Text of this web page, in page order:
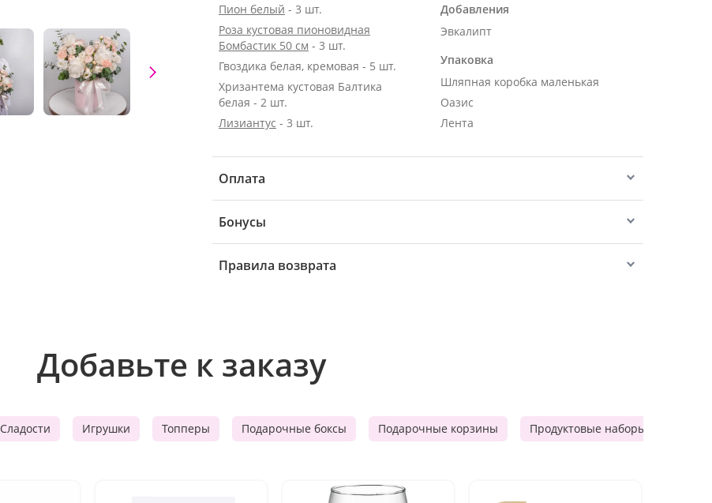
Пион белый - 3 шт.
Роза кустовая пионовидная
Бомбастик 50 см - 3 шт.
Гвоздика белая, кремовая - 5 шт.
Хризантема кустовая Балтика
белая - 2 шт.
Лизиантус - 3 шт.
Добавления
Эвкалипт
Упаковка
Шляпная коробка маленькая
Оазис
Лента
Оплата
Бонусы
Правила возврата
Добавьте к заказу
Сладости Игрушки Топперы Подарочные боксы Подарочные корзины Продуктовые наборы